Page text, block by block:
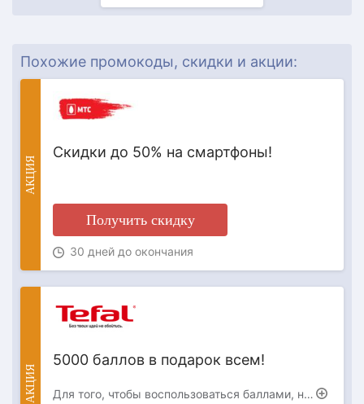
Похожие промокоды, скидки и акции:
АКЦИЯ
Скидки до 50% на смартфоны!
Получить скидку
30 дней до окончания
АКЦИЯ
5000 баллов в подарок всем!
Для того, чтобы воспользоваться баллами, необходимо авторизоваться на нашем сайте. Баллы действуют на все товары, за исключением товаров с финальной ценой и не суммируются с промокодами. Баллами можно оплатить до 30% покупки. 1 балл = 1 рубль Акция действует до 16 августа включительно.